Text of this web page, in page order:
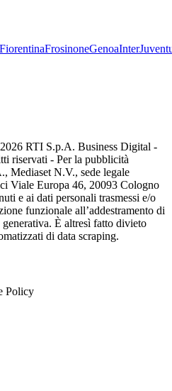
FiorentinaFrosinoneGenoaInter
2026 RTI S.p.A. Business Digital -
riservati - Per la pubblicità
Mediaset N.V., sede legale
Viale Europa 46, 20093 Cologno
e ai dati personali trasmessi e/o
funzionale all’addestramento di
È altresì fatto divieto
di data scraping.
Policy